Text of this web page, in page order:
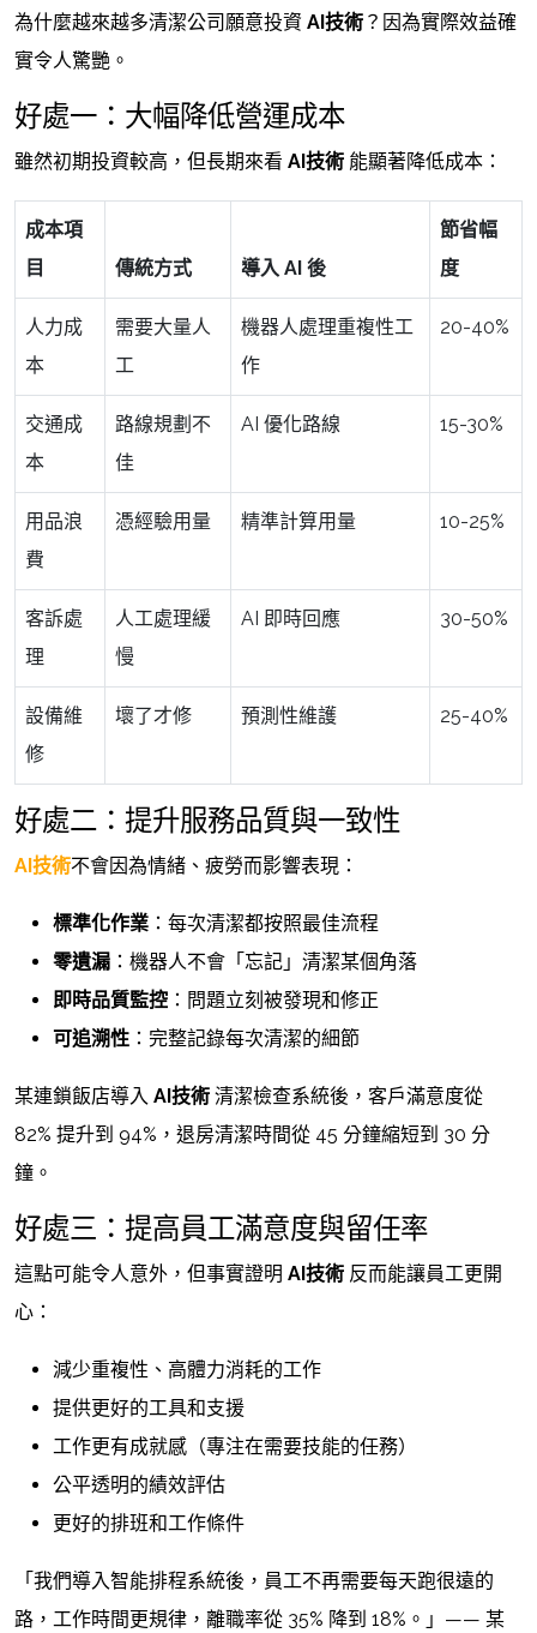
為什麼越來越多清潔公司願意投資 AI技術 ？因為實際效益確
實令人驚艷。
好處一：大幅降低營運成本
雖然初期投資較高，但長期來看 AI技術 能顯著降低成本：
成本項
目
傳統方式 導入 AI 後
節省幅
度
人力成
本
需要大量人
工
機器人處理重複性工
作
20-40%
交通成
本
路線規劃不
佳
AI 優化路線 15-30%
用品浪
費
憑經驗用量 精準計算用量 10-25%
客訴處
理
人工處理緩
慢
AI 即時回應 30-50%
設備維
修
壞了才修 預測性維護 25-40%
好處二：提升服務品質與一致性
AI技術不會因為情緒、疲勞而影響表現：
標準化作業 ：每次清潔都按照最佳流程
零遺漏 ：機器人不會「忘記」清潔某個角落
即時品質監控 ：問題立刻被發現和修正
可追溯性 ：完整記錄每次清潔的細節
某連鎖飯店導入 AI技術 清潔檢查系統後，客戶滿意度從
82% 提升到 94%，退房清潔時間從 45 分鐘縮短到 30 分
鐘。
好處三：提高員工滿意度與留任率
這點可能令人意外，但事實證明 AI技術 反而能讓員工更開
心：
減少重複性、高體力消耗的工作
提供更好的工具和支援
工作更有成就感（專注在需要技能的任務）
公平透明的績效評估
更好的排班和工作條件
「我們導入智能排程系統後，員工不再需要每天跑很遠的
路，工作時間更規律，離職率從 35% 降到 18%。」—— 某